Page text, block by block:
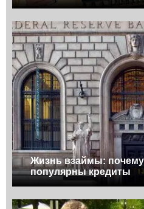
Жизнь взаймы:
популярны кредиты